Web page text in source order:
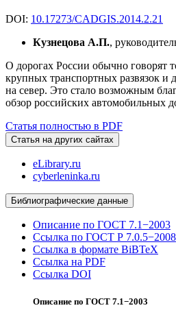
DOI: 10.17273/CADGIS.2014.2.21
Кузнецова А.П.,
О дорогах России обычно говорят
крупных транспортных развязок и
на север. Это стало возможным
обзор российских
Статья полностью в PDF
Статья на других сайтах
eLibrary.ru
cyberleninka.ru
Библиографические данные
Описание по ГОСТ 7.1−2003
Ссылка по ГОСТ Р 7.0.5−2008
Ссылка в формате BiBTeX
Ссылка на PDF
Ссылка DOI
Описание по ГОСТ 7.1−2003